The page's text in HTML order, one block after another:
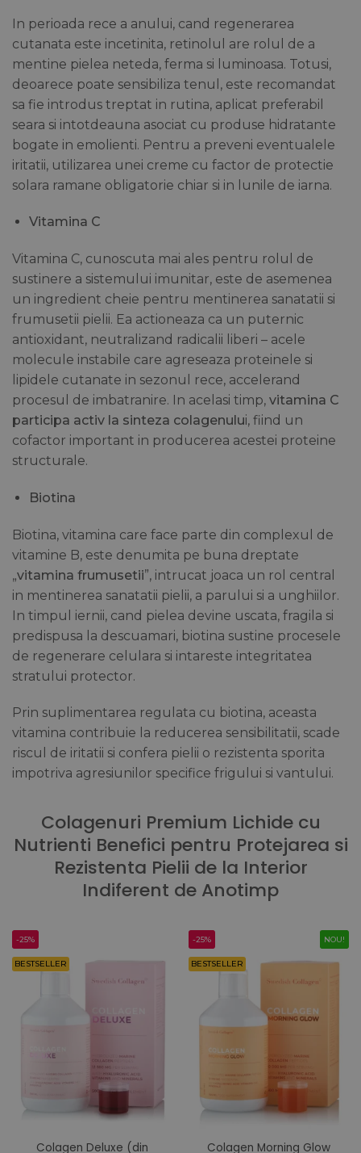
In perioada rece a anului, cand regenerarea
cutanata este incetinita, retinolul are rolul de a
mentine pielea neteda, ferma si luminoasa. Totusi,
deoarece poate sensibiliza tenul, este recomandat
sa fie introdus treptat in rutina, aplicat preferabil
seara si intotdeauna asociat cu produse hidratante
bogate in emolienti. Pentru a preveni eventualele
iritatii, utilizarea unei creme cu factor de protectie
solara ramane obligatorie chiar si in lunile de iarna.
Vitamina C
Vitamina C, cunoscuta mai ales pentru rolul de
sustinere a sistemului imunitar, este de asemenea
un ingredient cheie pentru mentinerea sanatatii si
frumusetii pielii. Ea actioneaza ca un puternic
antioxidant, neutralizand radicalii liberi – acele
molecule instabile care agreseaza proteinele si
lipidele cutanate in sezonul rece, accelerand
procesul de imbatranire. In acelasi timp, vitamina C
participa activ la sinteza colagenului, fiind un
cofactor important in producerea acestei proteine
structurale.
Biotina
Biotina, vitamina care face parte din complexul de
vitamine B, este denumita pe buna dreptate
„vitamina frumusetii”, intrucat joaca un rol central
in mentinerea sanatatii pielii, a parului si a unghiilor.
In timpul iernii, cand pielea devine uscata, fragila si
predispusa la descuamari, biotina sustine procesele
de regenerare celulara si intareste integritatea
stratului protector.
Prin suplimentarea regulata cu biotina, aceasta
vitamina contribuie la reducerea sensibilitatii, scade
riscul de iritatii si confera pielii o rezistenta sporita
impotriva agresiunilor specifice frigului si vantului.
Colagenuri Premium Lichide cu
Nutrienti Benefici pentru Protejarea si
Rezistenta Pielii de la Interior
Indiferent de Anotimp
-25%
BESTSELLER
Colagen Deluxe (din
-25%
BESTSELLER
NOU!
Colagen Morning Glow